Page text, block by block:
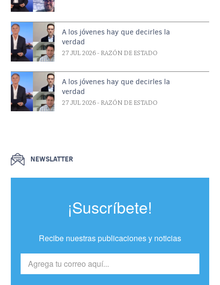
A los jóvenes hay que decirles la
verdad
27 JUL 2026 - RAZÓN DE ESTADO
A los jóvenes hay que decirles la
verdad
27 JUL 2026 - RAZÓN DE ESTADO
NEWSLATTER
¡Suscríbete!
Recibe nuestras publicaciones y noticias